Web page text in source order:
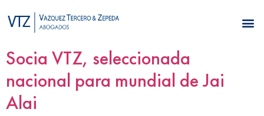
Socia VTZ, seleccionada
nacional para mundial de Jai
Alai